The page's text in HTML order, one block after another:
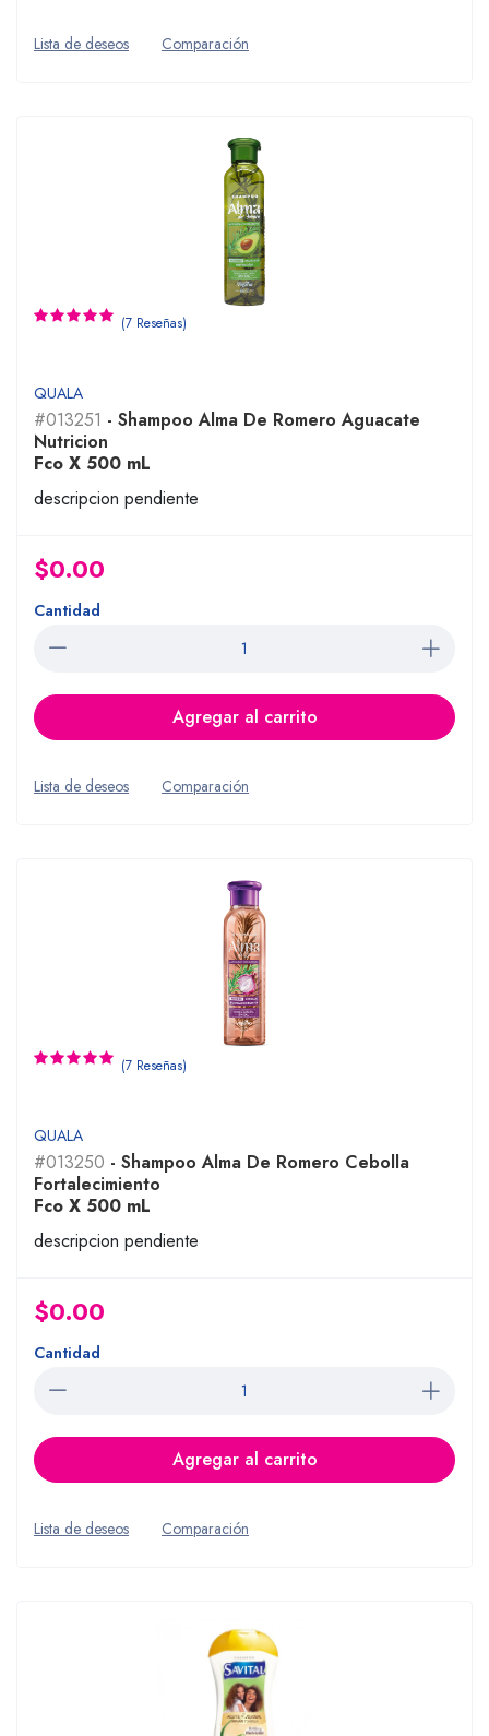
Lista de deseos Comparación
(7 Reseñas)
QUALA
#013251 - Shampoo Alma De Romero Aguacate
Nutricion
Fco X 500 mL
descripcion pendiente
$0.00
Cantidad
Agregar al carrito
Lista de deseos Comparación
(7 Reseñas)
QUALA
#013250 - Shampoo Alma De Romero Cebolla
Fortalecimiento
Fco X 500 mL
descripcion pendiente
$0.00
Cantidad
Agregar al carrito
Lista de deseos Comparación